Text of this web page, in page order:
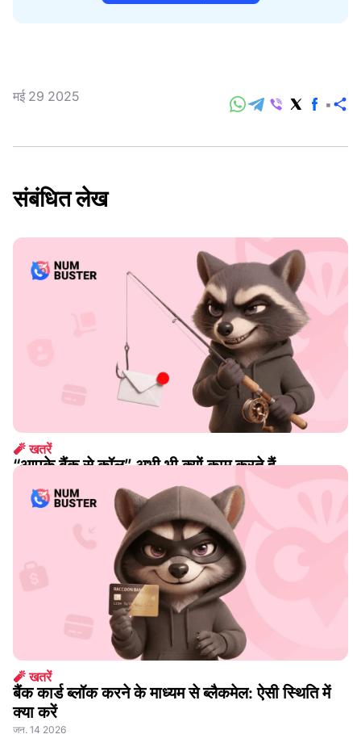
मई 29 2025
संबंधित लेख
🧨 खतरें
“आपके बैंक से कॉल” अभी भी क्यों काम करते हैं
🧨 खतरें
बैंक कार्ड ब्लॉक करने के माध्यम से ब्लैकमेल: ऐसी स्थिति में
क्या करें
जन. 14 2026